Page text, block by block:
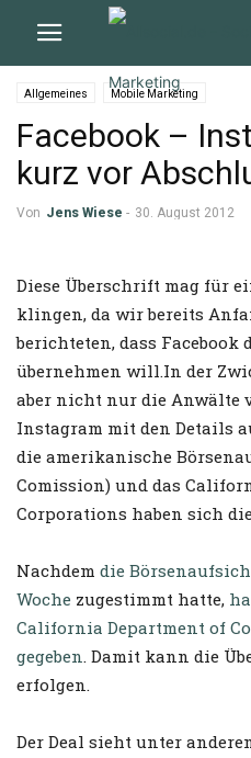
Allgemeines Mobile Marketing
Facebook –
kurz vor
Von Jens Wiese - 30. August 2012
Diese Überschrift mag für
klingen, da wir bereits
berichteten, dass
übernehmen will.In der
aber nicht nur die Anwälte
Instagram mit den Details
die amerikanische
Comission) und das
Corporations haben sich
Nachdem die
Woche zugestimmt hatte,
California Department of
gegeben. Damit kann die
erfolgen.
Der Deal sieht unter